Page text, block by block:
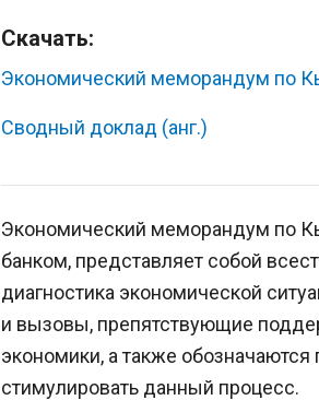
Скачать:
Экономический меморандум по
Сводный доклад (анг.)
Экономический меморандум по
банком, представляет собой
диагностика экономической
и вызовы, препятствующие
экономики, а также
стимулировать данный процесс.